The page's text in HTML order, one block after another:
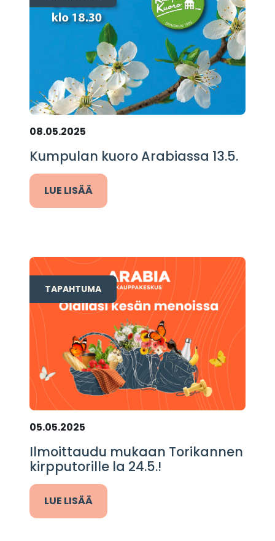
08.05.2025
Kumpulan kuoro Arabiassa 13.5.
LUE LISÄÄ
TAPAHTUMA
05.05.2025
Ilmoittaudu mukaan Torikannen
kirpputorille la 24.5.!
LUE LISÄÄ